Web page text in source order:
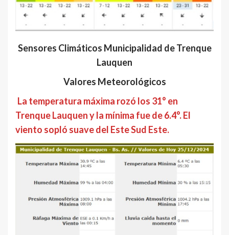
Sensores Climáticos Municipalidad de Trenque
Lauquen
Valores Meteorológicos
La temperatura máxima rozó los 31° en
Trenque Lauquen y la mínima fue de 6.4°. El
viento sopló suave del Este Sud Este.